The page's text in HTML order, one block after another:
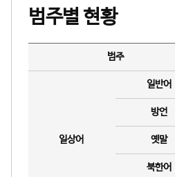
범주별 현황
범주
일상어
일반어
방언
옛말
북한어